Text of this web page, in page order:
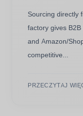
Sourcing directly
factory gives
and Amazon/
competitive...
PRZECZYTAJ